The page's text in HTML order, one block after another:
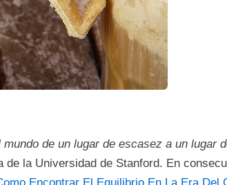
de un lugar de escasez a un lugar
de la Universidad de Stanford. En